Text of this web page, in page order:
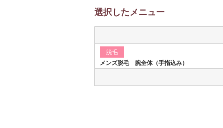
選択したメニュー
脱毛
メンズ脱毛 腕全体（手指込み）